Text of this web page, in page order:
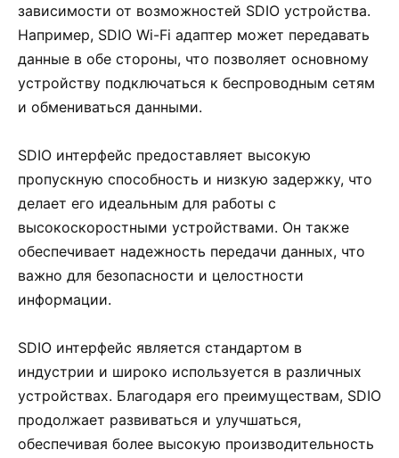
зависимости от возможностей SDIO устройства.
Например, SDIO Wi-Fi адаптер может передавать
данные в обе стороны, что позволяет основному
устройству подключаться к беспроводным сетям
и обмениваться данными.
SDIO интерфейс предоставляет высокую
пропускную способность и низкую задержку, что
делает его идеальным для работы с
высокоскоростными устройствами. Он также
обеспечивает надежность передачи данных, что
важно для безопасности и целостности
информации.
SDIO интерфейс является стандартом в
индустрии и широко используется в различных
устройствах. Благодаря его преимуществам, SDIO
продолжает развиваться и улучшаться,
обеспечивая более высокую производительность